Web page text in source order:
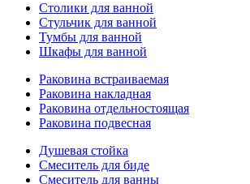
Столики для ванной
Стульчик для ванной
Тумбы для ванной
Шкафы для ванной
Раковина встраиваемая
Раковина накладная
Раковина отдельностоящая
Раковина подвесная
Душевая стойка
Смеситель для биде
Смеситель для ванны